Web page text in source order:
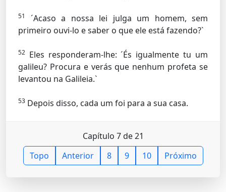
51
´Acaso a nossa lei julga um homem, sem
primeiro ouvi-lo e saber o que ele está fazendo?`
52 Eles responderam-lhe: ´És igualmente tu um
galileu? Procura e verás que nenhum profeta se
levantou na Galileia.`
53 Depois disso, cada um foi para a sua casa.
Capítulo 7 de 21
Topo
Anterior 8 9 10 Próximo